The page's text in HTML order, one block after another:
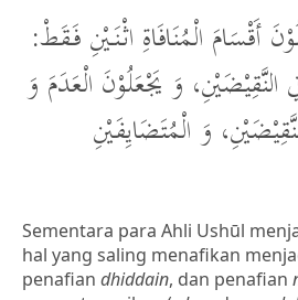
أَقْسَامَ الْمُنَافَاةِ اثْنَيْنِ فَقَطْ:
النَّقِيْضَيْنِ، وَ يَجْعَلُوْنَ الْعَدَمَ وَ
وَ الْمُتَضَايِفَيْنِ
Sementara para Ahli Ushūl
hal yang saling menafikan
penafian dhiddain, dan penafian